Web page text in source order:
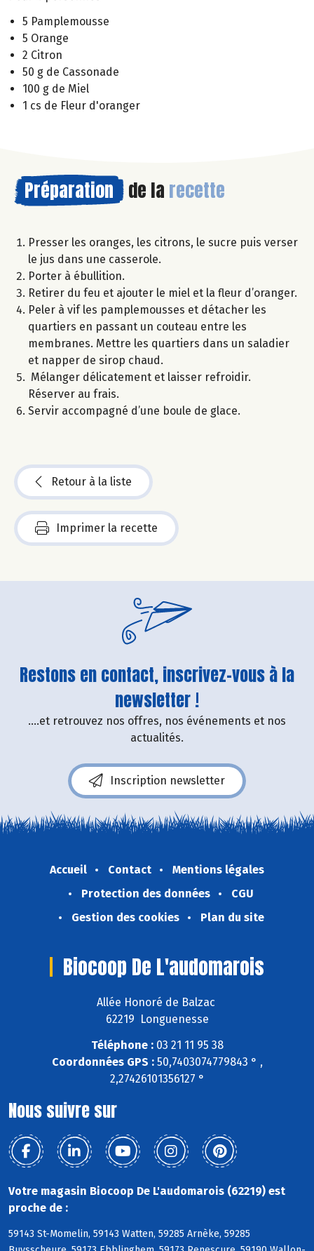
5 Pamplemousse
5 Orange
2 Citron
50 g de Cassonade
100 g de Miel
1 cs de Fleur d'oranger
Préparation de la recette
Presser les oranges, les citrons, le sucre puis verser
le jus dans une casserole.
Porter à ébullition.
Retirer du feu et ajouter le miel et la fleur d’oranger.
Peler à vif les pamplemousses et détacher les
quartiers en passant un couteau entre les
membranes. Mettre les quartiers dans un saladier
et napper de sirop chaud.
Mélanger délicatement et laisser refroidir.
Réserver au frais.
Servir accompagné d’une boule de glace.
Retour à la liste
Imprimer la recette
Restons en contact, inscrivez-vous à la
newsletter !
....et retrouvez nos offres, nos événements et nos
actualités.
Inscription newsletter
Accueil Contact
Mentions légales
Protection des données
CGU
Gestion des cookies
Plan du site
Biocoop De L'audomarois
Allée Honoré de Balzac
62219 Longuenesse
Téléphone :03 21 11 95 38
Coordonnées GPS :50,7403074779843 ° ,
2,27426101356127 °
Nous suivre sur
Votre magasin Biocoop De L'audomarois (62219) est
proche de :
59143 St-Momelin, 59143 Watten, 59285 Arnèke, 59285